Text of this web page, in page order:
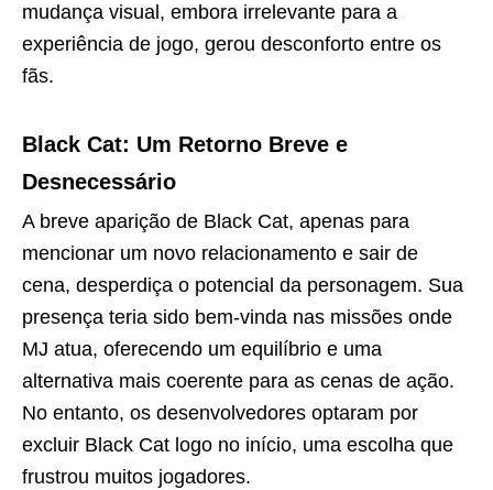
mudança visual, embora irrelevante para a
experiência de jogo, gerou desconforto entre os
fãs.
Black Cat: Um Retorno Breve e
Desnecessário
A breve aparição de Black Cat, apenas para
mencionar um novo relacionamento e sair de
cena, desperdiça o potencial da personagem. Sua
presença teria sido bem-vinda nas missões onde
MJ atua, oferecendo um equilíbrio e uma
alternativa mais coerente para as cenas de ação.
No entanto, os desenvolvedores optaram por
excluir Black Cat logo no início, uma escolha que
frustrou muitos jogadores.